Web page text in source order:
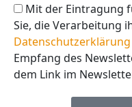
Mit der Eintragung
Sie, die Verarbeitung
Datenschutzerklärung
Empfang des
dem Link im